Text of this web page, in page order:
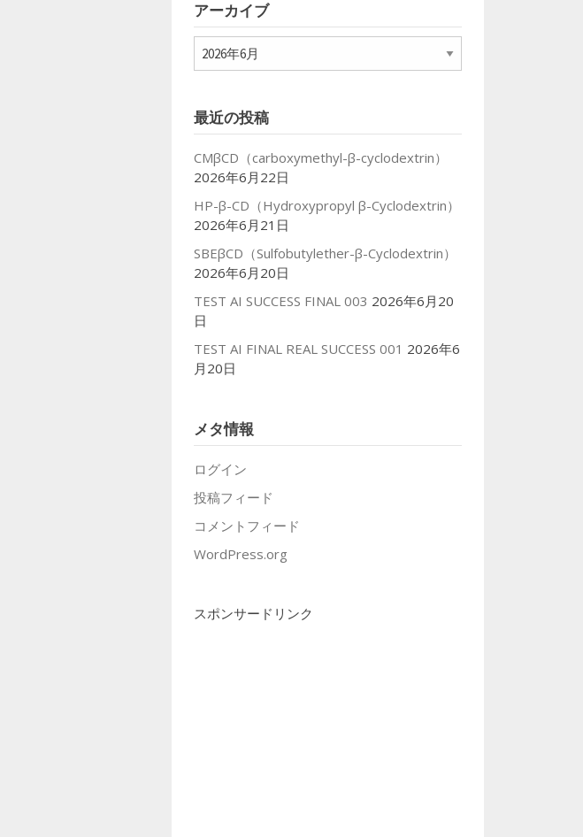
ー
アーカイブ
ア
ブ
最近の投稿
CMβCD（carboxymethyl-β-cyclodextrin）
2026年6月22日
HP-β-CD（Hydroxypropyl β-Cyclodextrin）
2026年6月21日
SBEβCD（Sulfobutylether-β-Cyclodextrin）
2026年6月20日
TEST AI SUCCESS FINAL 003 2026年6月20
日
TEST AI FINAL REAL SUCCESS 001 2026年6
月20日
メタ情報
ログイン
投稿フィード
コメントフィード
WordPress.org
スポンサードリンク